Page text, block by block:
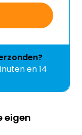
en 14
eigen